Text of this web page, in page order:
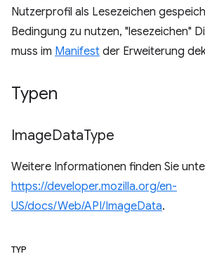
Nutzerprofil als Lesezeichen
Bedingung zu nutzen, "lesezeichen"
muss im Manifest der Erweiterung
Typen
ImageDataType
Weitere Informationen finden Sie
https://developer.mozilla.org/en-
US/docs/Web/API/ImageData.
TYP